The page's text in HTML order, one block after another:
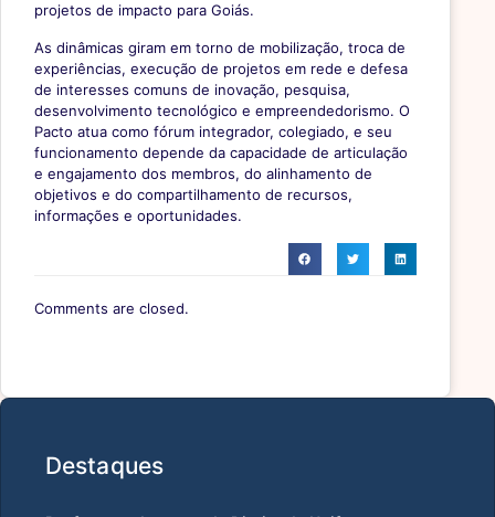
projetos de impacto para Goiás.
As dinâmicas giram em torno de mobilização, troca de
experiências, execução de projetos em rede e defesa
de interesses comuns de inovação, pesquisa,
desenvolvimento tecnológico e empreendedorismo. O
Pacto atua como fórum integrador, colegiado, e seu
funcionamento depende da capacidade de articulação
e engajamento dos membros, do alinhamento de
objetivos e do compartilhamento de recursos,
informações e oportunidades.
Comments are closed.
Destaques